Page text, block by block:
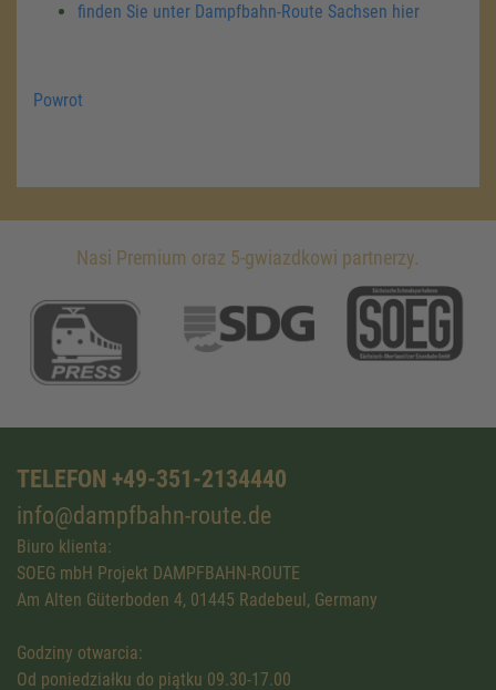
finden Sie unter Dampfbahn-Route Sachsen hier
Powrot
Nasi Premium oraz 5-gwiazdkowi partnerzy.
TELEFON +49-351-2134440
info@dampfbahn-route.de
Biuro klienta:
SOEG mbH Projekt DAMPFBAHN-ROUTE
Am Alten Güterboden 4, 01445 Radebeul, Germany
Godziny otwarcia:
Od poniedziałku do piątku 09.30-17.00